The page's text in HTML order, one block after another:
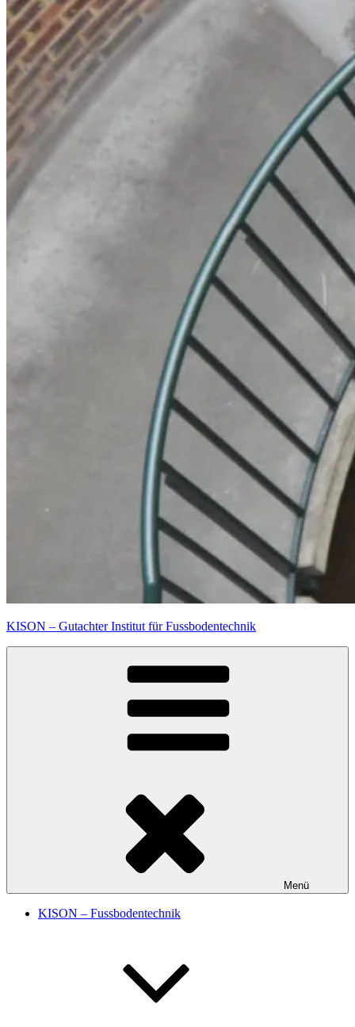
KISON – Gutachter Institut für Fussbodentechnik
Menü
KISON – Fussbodentechnik